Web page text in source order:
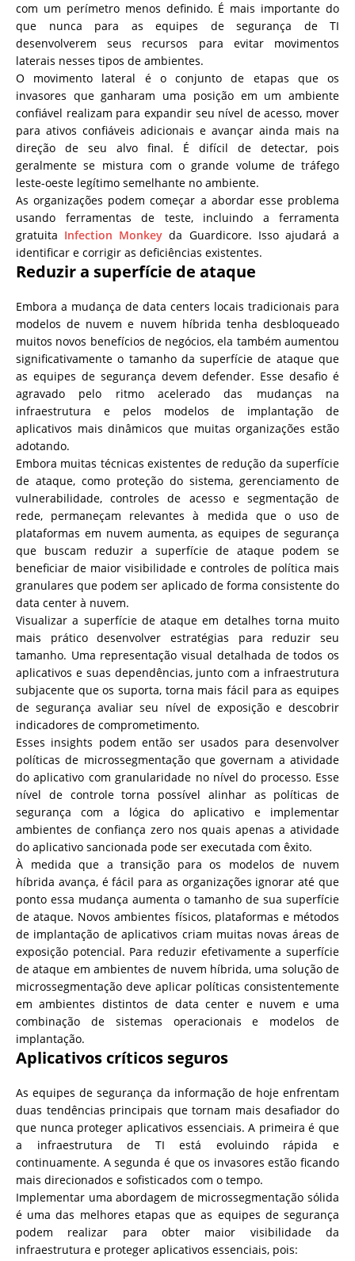
com um perímetro menos definido. É mais importante do
que nunca para as equipes de segurança de TI
desenvolverem seus recursos para evitar movimentos
laterais nesses tipos de ambientes.
O movimento lateral é o conjunto de etapas que os
invasores que ganharam uma posição em um ambiente
confiável realizam para expandir seu nível de acesso, mover
para ativos confiáveis ​​adicionais e avançar ainda mais na
direção de seu alvo final. É difícil de detectar, pois
geralmente se mistura com o grande volume de tráfego
leste-oeste legítimo semelhante no ambiente.
As organizações podem começar a abordar esse problema
usando ferramentas de teste, incluindo a ferramenta
gratuita Infection Monkey da Guardicore. Isso ajudará a
identificar e corrigir as deficiências existentes.
Reduzir a superfície de ataque
Embora a mudança de data centers locais tradicionais para
modelos de nuvem e nuvem híbrida tenha desbloqueado
muitos novos benefícios de negócios, ela também aumentou
significativamente o tamanho da superfície de ataque que
as equipes de segurança devem defender. Esse desafio é
agravado pelo ritmo acelerado das mudanças na
infraestrutura e pelos modelos de implantação de
aplicativos mais dinâmicos que muitas organizações estão
adotando.
Embora muitas técnicas existentes de redução da superfície
de ataque, como proteção do sistema, gerenciamento de
vulnerabilidade, controles de acesso e segmentação de
rede, permaneçam relevantes à medida que o uso de
plataformas em nuvem aumenta, as equipes de segurança
que buscam reduzir a superfície de ataque podem se
beneficiar de maior visibilidade e controles de política mais
granulares que podem ser aplicado de forma consistente do
data center à nuvem.
Visualizar a superfície de ataque em detalhes torna muito
mais prático desenvolver estratégias para reduzir seu
tamanho. Uma representação visual detalhada de todos os
aplicativos e suas dependências, junto com a infraestrutura
subjacente que os suporta, torna mais fácil para as equipes
de segurança avaliar seu nível de exposição e descobrir
indicadores de comprometimento.
Esses insights podem então ser usados ​​para desenvolver
políticas de microssegmentação que governam a atividade
do aplicativo com granularidade no nível do processo. Esse
nível de controle torna possível alinhar as políticas de
segurança com a lógica do aplicativo e implementar
ambientes de confiança zero nos quais apenas a atividade
do aplicativo sancionada pode ser executada com êxito.
À medida que a transição para os modelos de nuvem
híbrida avança, é fácil para as organizações ignorar até que
ponto essa mudança aumenta o tamanho de sua superfície
de ataque. Novos ambientes físicos, plataformas e métodos
de implantação de aplicativos criam muitas novas áreas de
exposição potencial. Para reduzir efetivamente a superfície
de ataque em ambientes de nuvem híbrida, uma solução de
microssegmentação deve aplicar políticas consistentemente
em ambientes distintos de data center e nuvem e uma
combinação de sistemas operacionais e modelos de
implantação.
Aplicativos críticos seguros
As equipes de segurança da informação de hoje enfrentam
duas tendências principais que tornam mais desafiador do
que nunca proteger aplicativos essenciais. A primeira é que
a infraestrutura de TI está evoluindo rápida e
continuamente. A segunda é que os invasores estão ficando
mais direcionados e sofisticados com o tempo.
Implementar uma abordagem de microssegmentação sólida
é uma das melhores etapas que as equipes de segurança
podem realizar para obter maior visibilidade da
infraestrutura e proteger aplicativos essenciais, pois: